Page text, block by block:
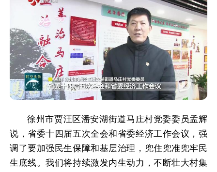
徐州市贾汪区潘安湖街道马庄村党委委员孟辉
说，省委十四届五次全会和省委经济工作会议，强
调了要加强民生保障和基层治理，兜住兜准兜牢民
生底线。我们将持续激发内生动力，不断壮大村集